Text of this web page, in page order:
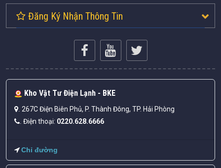
Đăng Ký Nhận Thông Tin
Kho Vật Tư Điện Lạnh - BKE
267C Điện Biên Phủ, P. Thành Đông, TP. Hải Phòng
Điện thoại: 0220.628.6666
Chỉ đường